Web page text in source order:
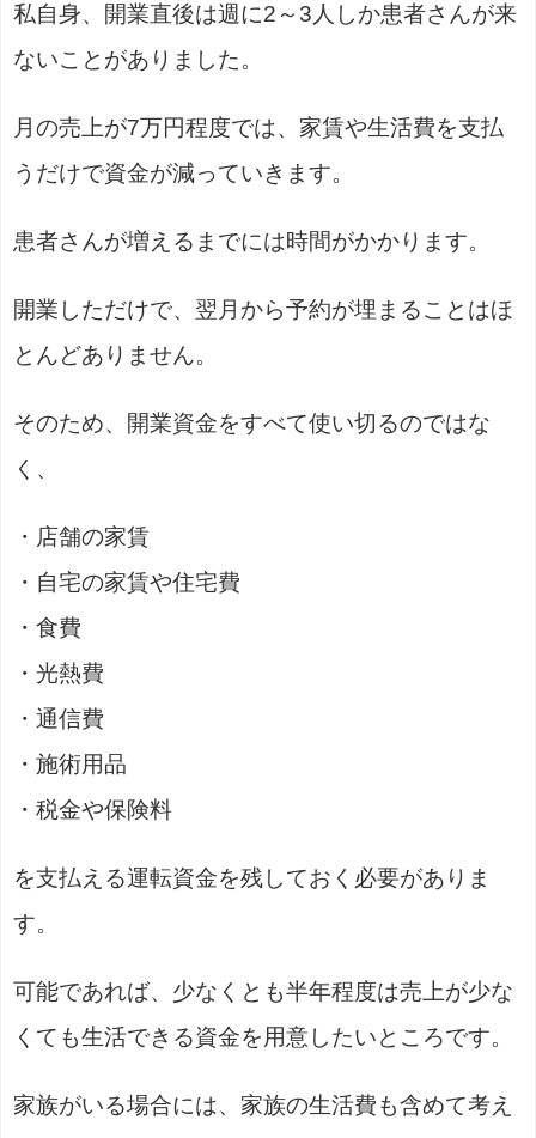
私自身、開業直後は週に2～3人しか患者さんが来
ないことがありました。
月の売上が7万円程度では、家賃や生活費を支払
うだけで資金が減っていきます。
患者さんが増えるまでには時間がかかります。
開業しただけで、翌月から予約が埋まることはほ
とんどありません。
そのため、開業資金をすべて使い切るのではな
く、
・店舗の家賃
・自宅の家賃や住宅費
・食費
・光熱費
・通信費
・施術用品
・税金や保険料
を支払える運転資金を残しておく必要がありま
す。
可能であれば、少なくとも半年程度は売上が少な
くても生活できる資金を用意したいところです。
家族がいる場合には、家族の生活費も含めて考え